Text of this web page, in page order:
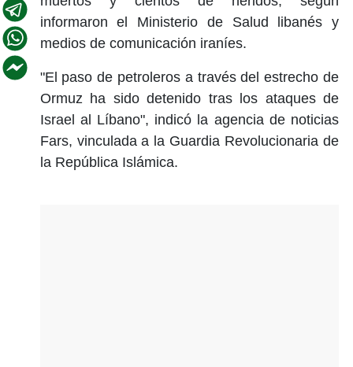
informaron el Ministerio de Salud libanés y
medios de comunicación iraníes.
"El paso de petroleros a través del estrecho de
Ormuz ha sido detenido tras los ataques de
Israel al Líbano", indicó la agencia de noticias
Fars, vinculada a la Guardia Revolucionaria de
la República Islámica.